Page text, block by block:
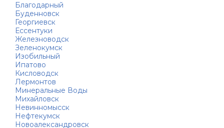
Благодарный
Буденновск
Георгиевск
Ессентуки
Железноводск
Зеленокумск
Изобильный
Ипатово
Кисловодск
Лермонтов
Минеральные Воды
Михайловск
Невинномысск
Нефтекумск
Новоалександровск